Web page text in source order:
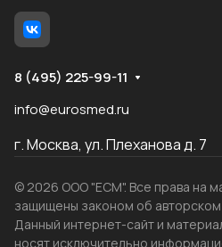
8 (495) 225-99-11
info@eurosmed.ru
г. Москва, ул. Плеханова д. 7
© 2026 ООО "ЕСМ". Все права на
защищены законом об авторском
Данный интернет-сайт и
носят исключительно